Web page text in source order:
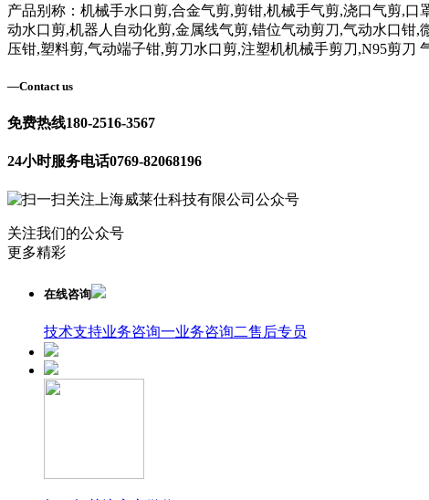
产品别称：机械手水口剪,合金气剪,剪钳,机械手气剪,浇口气剪,
动水口剪,机器人自动化剪,金属线气剪,错位气动剪刀,气动水口钳
压钳,塑料剪,气动端子钳,剪刀水口剪,注塑机机械手剪刀,N95剪刀
—Contact us
免费热线180-2516-3567
24小时服务电话0769-82068196
关注我们的公众号
更多精彩
在线咨询
技术支持业务咨询一业务咨询二售后专员